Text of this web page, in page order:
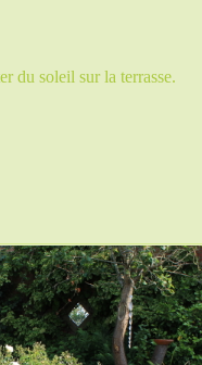
du soleil sur la terrasse.